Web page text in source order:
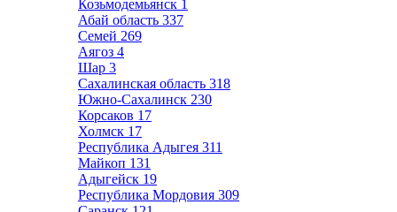
Козьмодемьянск 1
Абай область 337
Семей 269
Аягоз 4
Шар 3
Сахалинская область 318
Южно-Сахалинск 230
Корсаков 17
Холмск 17
Республика Адыгея 311
Майкоп 131
Адыгейск 19
Республика Мордовия 309